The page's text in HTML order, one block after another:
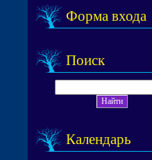
Форма входа
Поиск
Календарь